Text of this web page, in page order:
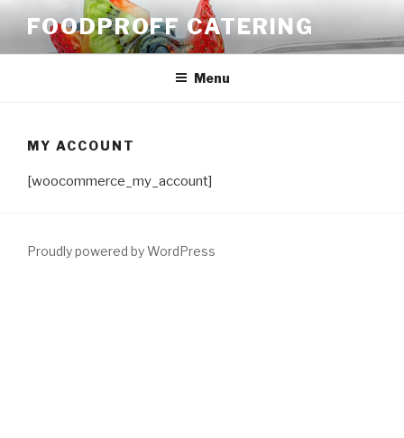
Skip
content
FOODPROFF CATERING
Menu
MY ACCOUNT
[woocommerce_my_account]
Proudly powered by WordPress